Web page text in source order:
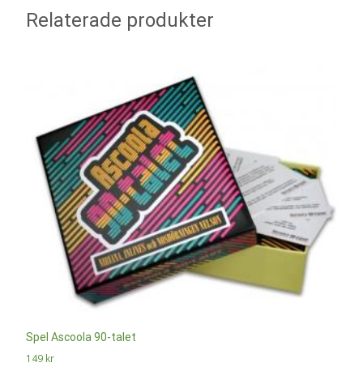
Relaterade produkter
Spel Ascoola 90-talet
149 kr